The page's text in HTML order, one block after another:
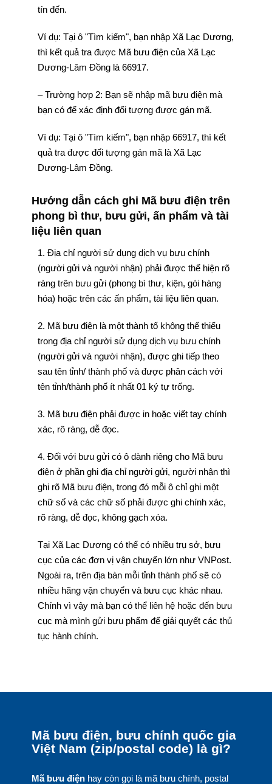
tín đến.
Ví dụ: Tại ô "Tìm kiếm", bạn nhập Xã Lạc Dương,
thì kết quả tra được Mã bưu điện của Xã Lạc
Dương-Lâm Đồng là 66917.
– Trường hợp 2: Bạn sẽ nhập mã bưu điện mà
bạn có để xác định đối tượng được gán mã.
Ví dụ: Tại ô "Tìm kiếm", bạn nhập 66917, thì kết
quả tra được đối tượng gán mã là Xã Lạc
Dương-Lâm Đồng.
Hướng dẫn cách ghi Mã bưu điện trên
phong bì thư, bưu gửi, ấn phẩm và tài
liệu liên quan
1. Địa chỉ người sử dụng dịch vụ bưu chính
(người gửi và người nhận) phải được thể hiện rõ
ràng trên bưu gửi (phong bì thư, kiện, gói hàng
hóa) hoặc trên các ấn phẩm, tài liệu liên quan.
2. Mã bưu điện là một thành tố không thể thiếu
trong địa chỉ người sử dụng dịch vụ bưu chính
(người gửi và người nhận), được ghi tiếp theo
sau tên tỉnh/ thành phố và được phân cách với
tên tỉnh/thành phố ít nhất 01 ký tự trống.
3. Mã bưu điện phải được in hoặc viết tay chính
xác, rõ ràng, dễ đọc.
4. Đối với bưu gửi có ô dành riêng cho Mã bưu
điện ở phần ghi địa chỉ người gửi, người nhận thì
ghi rõ Mã bưu điện, trong đó mỗi ô chỉ ghi một
chữ số và các chữ số phải được ghi chính xác,
rõ ràng, dễ đọc, không gạch xóa.
Tại Xã Lạc Dương có thể có nhiều trụ sở, bưu
cục của các đơn vị vận chuyển lớn như VNPost.
Ngoài ra, trên địa bàn mỗi tỉnh thành phố sẽ có
nhiều hãng vận chuyển và bưu cục khác nhau.
Chính vì vậy mà bạn có thể liên hệ hoặc đến bưu
cục mà mình gửi bưu phẩm để giải quyết các thủ
tục hành chính.
Mã bưu điện, bưu chính quốc gia
Việt Nam (zip/postal code) là gì?
Mã bưu điệnhay còn gọi là mã bưu chính, postal